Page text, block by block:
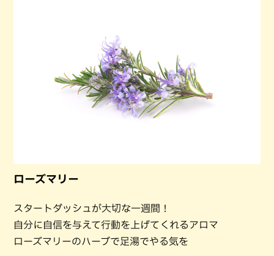
ローズマリー
スタートダッシュが大切な一週間！
自分に自信を与えて行動を上げてくれるアロマ
ローズマリーのハーブで足湯でやる気を